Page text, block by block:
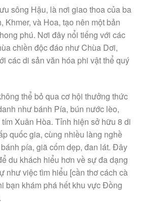
sông Hậu, là nơi giao thoa của ba
Khmer, và Hoa, tạo nên một bản
phú. Nơi đây nổi tiếng với các
chiền độc đáo như Chùa Dơi,
các di sản văn hóa phi vật thể quý
thể bỏ qua cơ hội thưởng thức
như bánh Pía, bún nước lèo,
Xuân Hòa. Tỉnh hiện sở hữu 8 di
quốc gia, cùng nhiều làng nghề
pía, giã cốm dẹp, đan lát. Đây
du khách hiểu hơn về sự đa dạng
như việc tìm hiểu [cần thơ cách cà
bạn khám phá hết khu vực Đồng